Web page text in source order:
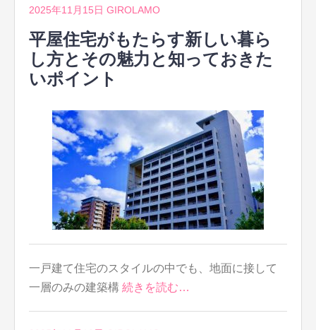
2025年11月15日 GIROLAMO
平屋住宅がもたらす新しい暮ら
し方とその魅力と知っておきた
いポイント
一戸建て住宅のスタイルの中でも、地面に接して
一層のみの建築構 続きを読む…